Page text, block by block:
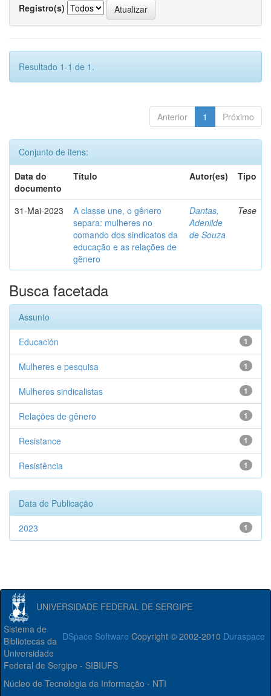
Registro(s)
Resultado 1-1 de 1.
Anterior 1 Próximo
Conjunto de itens:
Data do
documento
Título Autor(es) Tipo
31-Mai-2023
A classe une, o gênero
separa: mulheres no
comando dos sindicatos da
educação e as relações de
gênero
Dantas,
Adenilde
de Souza
Tese
Busca facetada
Assunto
1
Educación
1
Mulheres e pesquisa
1
Mulheres sindicalistas
1
Relações de gênero
1
Resistance
1
Resistência
Data de Publicação
1
2023
UNIVERSIDADE FEDERAL DE SERGIPE
DSpace Software Copyright © 2002-2010 Duraspace
Sistema de
Bibliotecas da
Universidade
Federal de Sergipe - SIBIUFS
Núcleo de Tecnologia da Informação - NTI